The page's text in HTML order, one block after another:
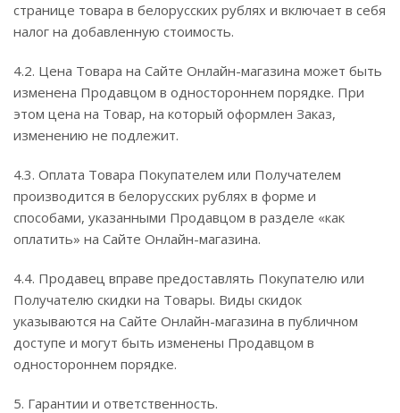
странице товара в белорусских рублях и включает в себя
налог на добавленную стоимость.
4.2. Цена Товара на Сайте Онлайн-магазина может быть
изменена Продавцом в одностороннем порядке. При
этом цена на Товар, на который оформлен Заказ,
изменению не подлежит.
4.3. Оплата Товара Покупателем или Получателем
производится в белорусских рублях в форме и
способами, указанными Продавцом в разделе «как
оплатить» на Сайте Онлайн-магазина.
4.4. Продавец вправе предоставлять Покупателю или
Получателю скидки на Товары. Виды скидок
указываются на Сайте Онлайн-магазина в публичном
доступе и могут быть изменены Продавцом в
одностороннем порядке.
5. Гарантии и ответственность.